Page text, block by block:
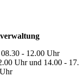
- 12.00 Uhr
Uhr und 14.00 -